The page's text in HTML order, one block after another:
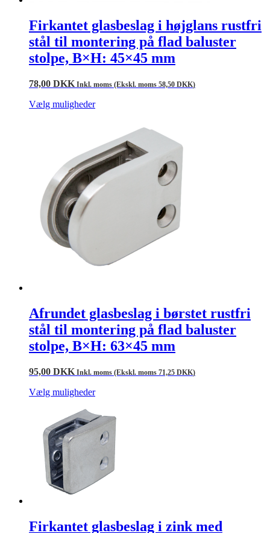
Firkantet glasbeslag i højglans rustfri
stål til montering på flad baluster
stolpe, B×H: 45×45 mm
78,00 DKKInkl. moms (Ekskl. moms 58,50 DKK)
Vælg muligheder
Afrundet glasbeslag i børstet rustfri
stål til montering på flad baluster
stolpe, B×H: 63×45 mm
95,00 DKKInkl. moms (Ekskl. moms 71,25 DKK)
Vælg muligheder
Firkantet glasbeslag i zink med